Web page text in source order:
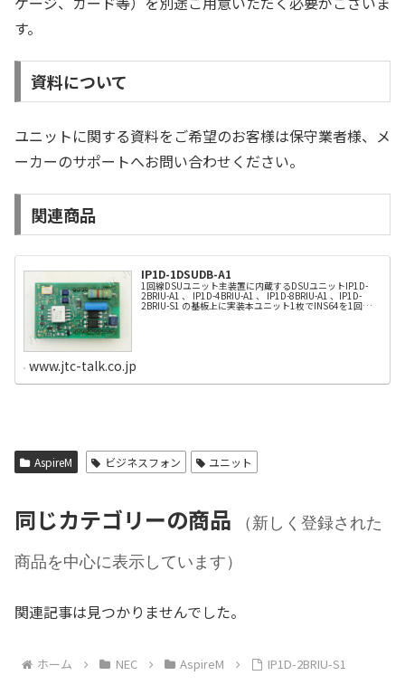
す。
資料について
ユニットに関する資料をご希望のお客様は保守業者様、メ
ーカーのサポートへお問い合わせください。
関連商品
IP1D-1DSUDB-A1
1回線DSUユニット主装置に内蔵するDSUユニットIP1D-
2BRIU-A1 、 IP1D-4BRIU-A1 、 IP1D-8BRIU-A1 、IP1D-
2BRIU-S1 の基板上に実装本ユニット1枚でINS64を1回線収
www.jtc-talk.co.jp
AspireM ビジネスフォン ユニット
同じカテゴリーの商品
（新しく登録された
商品を中心に表示しています）
関連記事は見つかりませんでした。
ホーム NEC AspireM IP1D-2BRIU-S1